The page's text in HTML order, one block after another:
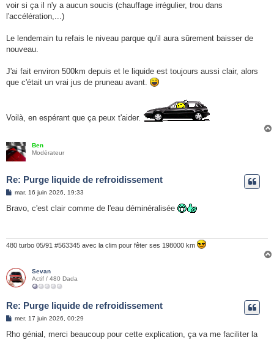
voir si ça il n'y a aucun soucis (chauffage irrégulier, trou dans
l'accélération,...)
Le lendemain tu refais le niveau parque qu'il aura sûrement baisser de
nouveau.
J'ai fait environ 500km depuis et le liquide est toujours aussi clair, alors
que c'était un vrai jus de pruneau avant.
Voilà, en espérant que ça peux t'aider.
Ben
Modérateur
Re: Purge liquide de refroidissement
M
s
mar. 16 juin 2026, 19:33
Bravo, c'est clair comme de l'eau déminéralisée
480 turbo 05/91 #563345 avec la clim pour fêter ses 198000 km
Sevan
Actif / 480 Dada
Re: Purge liquide de refroidissement
M
s
mer. 17 juin 2026, 00:29
Rho génial, merci beaucoup pour cette explication, ça va me faciliter la